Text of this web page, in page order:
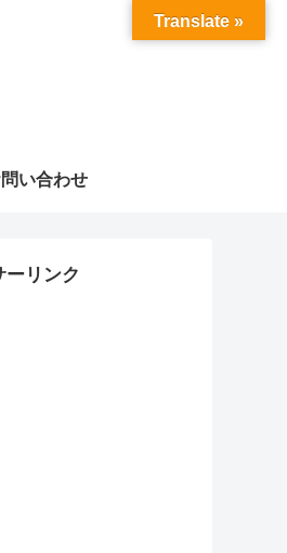
い合わせ
ーリンク
Translate »